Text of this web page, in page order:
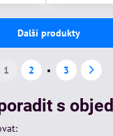
Další produkty
1 2 3
s